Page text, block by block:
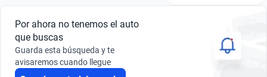
Buscá por marca
Buscá por modelo
Buscá por versión
Por ahora no tenemos el auto
que buscas
Guarda esta búsqueda y te
avisaremos cuando llegue